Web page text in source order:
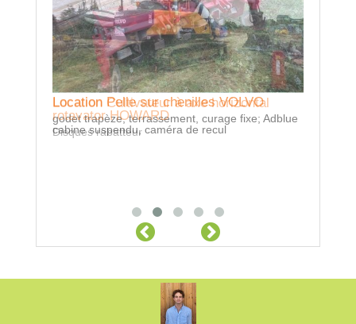
Location Cultivateur à axe horizontal
rotavator HOWARD
Disques rabatteur
Location Pelle sur chenilles VOLVO
godet trapèze, terrassement, curage fixe; Adblue
cabine suspendu, caméra de recul